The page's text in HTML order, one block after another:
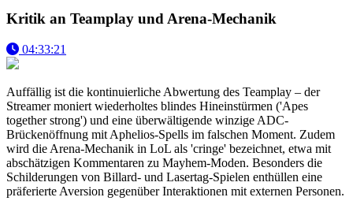
Kritik an Teamplay und Arena-Mechanik
04:33:21
Auffällig ist die kontinuierliche Abwertung des Teamplay – der
Streamer moniert wiederholtes blindes Hineinstürmen ('Apes
together strong') und eine überwältigende winzige ADC-
Brückenöffnung mit Aphelios-Spells im falschen Moment. Zudem
wird die Arena-Mechanik in LoL als 'cringe' bezeichnet, etwa mit
abschätzigen Kommentaren zu Mayhem-Moden. Besonders die
Schilderungen von Billard- und Lasertag-Spielen enthüllen eine
präferierte Aversion gegenüber Interaktionen mit externen Personen.